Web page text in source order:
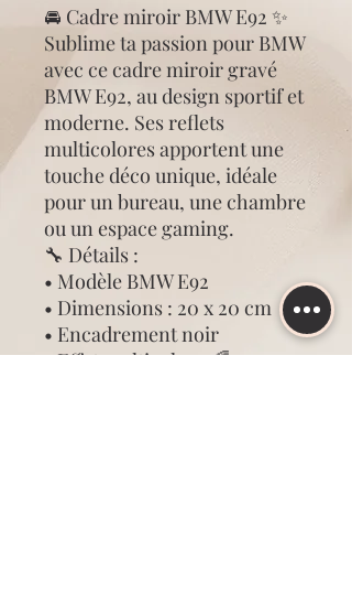
🚘 Cadre miroir BMW E92 ✨
Sublime ta passion pour BMW
avec ce cadre miroir gravé
BMW E92, au design sportif et
moderne. Ses reflets
multicolores apportent une
touche déco unique, idéale
pour un bureau, une chambre
ou un espace gaming.
🔧 Détails :
• Modèle BMW E92
• Dimensions : 20 x 20 cm
• Encadrement noir
• Effet multicolore 🌈